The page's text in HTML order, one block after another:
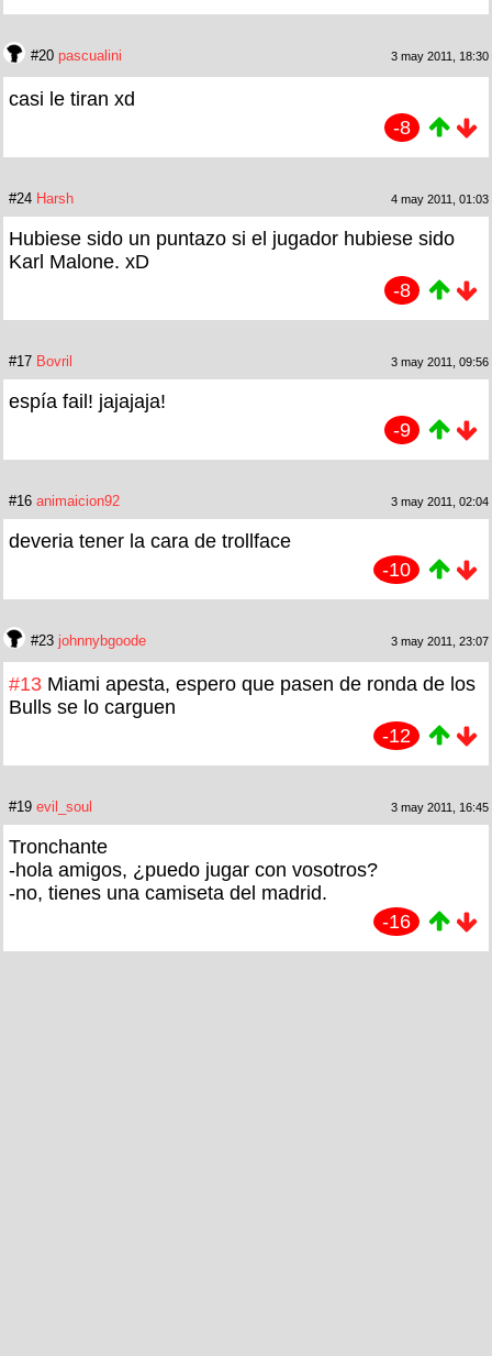
#20 pascualini 3 may 2011, 18:30
casi le tiran xd
-8
#24 Harsh 4 may 2011, 01:03
Hubiese sido un puntazo si el jugador hubiese sido
Karl Malone. xD
-8
#17 Bovril 3 may 2011, 09:56
espía fail! jajajaja!
-9
#16 animaicion92 3 may 2011, 02:04
deveria tener la cara de trollface
-10
#23 johnnybgoode 3 may 2011, 23:07
#13 Miami apesta, espero que pasen de ronda de los
Bulls se lo carguen
-12
#19 evil_soul 3 may 2011, 16:45
Tronchante
-hola amigos, ¿puedo jugar con vosotros?
-no, tienes una camiseta del madrid.
-16